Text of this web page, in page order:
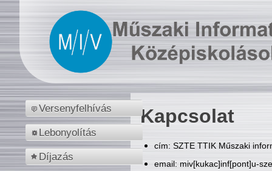
Versenyfelhívás
Lebonyolítás
Díjazás
Kapcsolat
cím: SZTE TTIK Műszaki
email: miv[kukac]inf[pont]u-